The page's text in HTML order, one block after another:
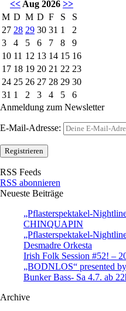
<< Aug 2026 >>
M D M D F S
S
27 28 29 30 31 1
2
3
4 5 6 7 8
9
10 11 12 13 14 15 16
17 18 19 20 21 22 23
24 25 26 27 28 29 30
31 1 2 3 4 5
6
Anmeldung zum Newsletter
E-Mail-Adresse:
RSS Feeds
RSS abonnieren
Neueste Beiträge
„Pflasterspektakel-
CHINQUAPIN
„Pflasterspektakel-
Desmadre Orkesta
Irish Folk Session #52! –
„BODNLOS“ presented
Bunker Bass- Sa 4.7. ab
Archive